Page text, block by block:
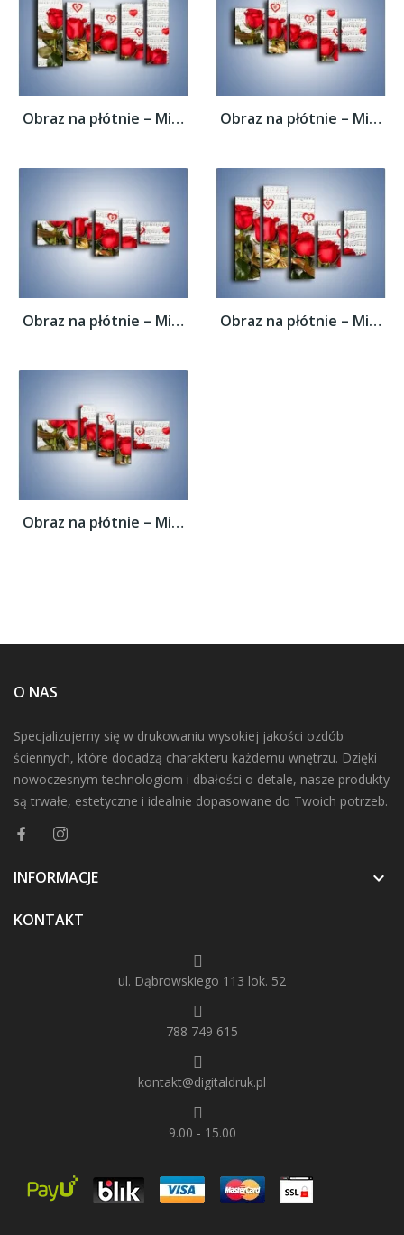
Obraz na płótnie – Miłosne melodie wśród... Obraz na płótnie – Miłosne melodie wśród...
Obraz na płótnie – Miłosne melodie wśród... Obraz na płótnie – Miłosne melodie wśród...
Obraz na płótnie – Miłosne melodie wśród...
O NAS
Specjalizujemy się w drukowaniu wysokiej jakości ozdób
ściennych, które dodadzą charakteru każdemu wnętrzu. Dzięki
nowoczesnym technologiom i dbałości o detale, nasze produkty
są trwałe, estetyczne i idealnie dopasowane do Twoich potrzeb.
INFORMACJE 
KONTAKT
ul. Dąbrowskiego 113 lok. 52
788 749 615
kontakt@digitaldruk.pl
9.00 - 15.00